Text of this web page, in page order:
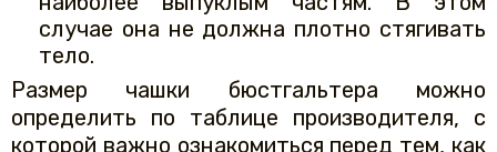
случае она не должна плотно стягивать
тело.
Размер чашки бюстгальтера можно
определить по таблице производителя, с
которой важно ознакомиться перед тем, как